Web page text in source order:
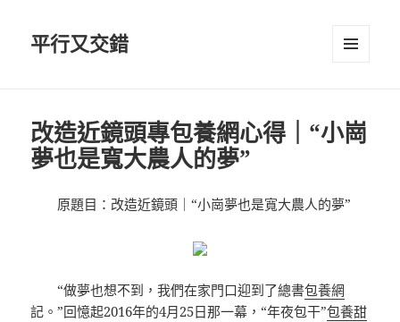
平行又交錯
改造近鏡頭專包養網心得｜“小崗
夢也是寬大農人的夢”
原題目：改造近鏡頭｜“小崗夢也是寬大農人的夢”
“做夢也想不到，我們在家門口迎到了總書包養網
記。”回憶起2016年的4月25日那一幕，“年夜包干”包養甜